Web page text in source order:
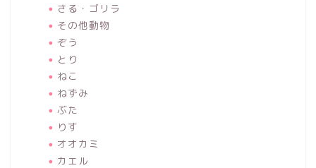
さる・ゴリラ
その他動物
ぞう
とり
ねこ
ねずみ
ぶた
りす
オオカミ
カエル